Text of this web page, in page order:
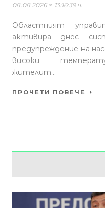
08.08.2026 г. 13:16:39 ч.
Областният
активира днес
предупреждение на
високи
жителит...
ПРОЧЕТИ ПОВЕЧЕ